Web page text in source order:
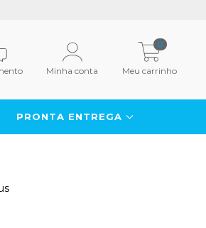
Minha conta Meu carrinho
0
PRONTA ENTREGA